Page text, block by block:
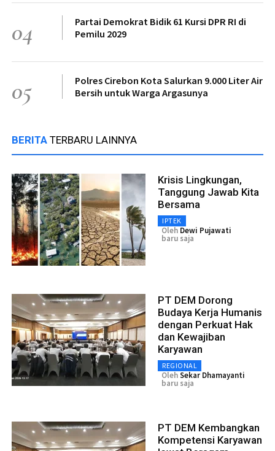
04
Partai Demokrat Bidik 61 Kursi DPR RI di
Pemilu 2029
05
Polres Cirebon Kota Salurkan 9.000 Liter Air
Bersih untuk Warga Argasunya
BERITA TERBARU LAINNYA
Krisis Lingkungan,
Tanggung Jawab Kita
Bersama
IPTEK
Oleh Dewi Pujawati
baru saja
PT DEM Dorong
Budaya Kerja Humanis
dengan Perkuat Hak
dan Kewajiban
Karyawan
REGIONAL
OlehSekar Dhamayanti
baru saja
PT DEM Kembangkan
Kompetensi Karyawan